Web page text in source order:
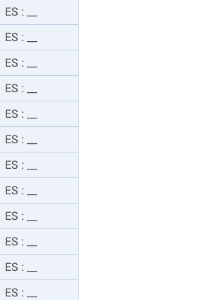
ES :
ES :
ES :
ES :
ES :
ES :
ES :
ES :
ES :
ES :
ES :
ES :